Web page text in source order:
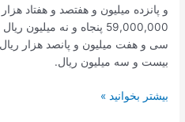
و پانزده میلیون و هفتصد و هفتاد
بیست و سه میلیون ریال.
نرخ
بیشتر بخوانید »